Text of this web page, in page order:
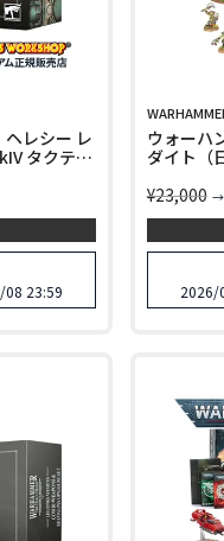
レシー レ
タクティ
：
23:59
ウォーハ
ダイト（
17
¥23,000 →
2026/